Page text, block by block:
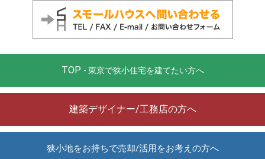
TOP - 東京で狭小住宅を建てたい方へ
建築デザイナー/工務店の方へ
狭小地をお持ちで売却/活用をお考えの方へ